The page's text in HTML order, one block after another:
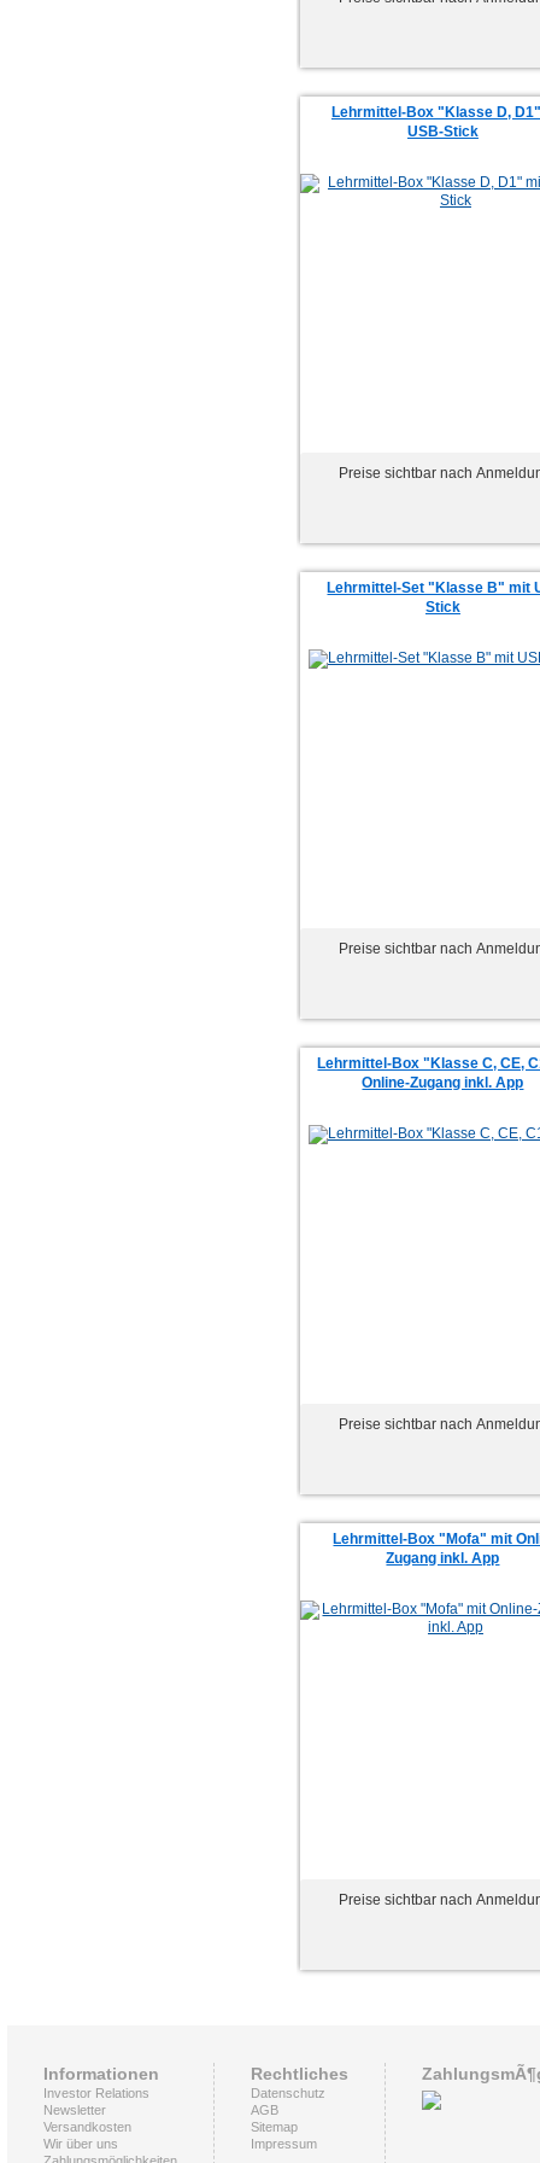
Lehrmittel-Box "Klasse D,
USB-Stick
Preise sichtbar nach
Lehrmittel-Set "Klasse B" mit
Stick
Preise sichtbar nach
Lehrmittel-Box "Klasse C, CE,
Online-Zugang inkl. App
Preise sichtbar nach
Lehrmittel-Box "Mofa" mit
Zugang inkl. App
Preise sichtbar nach
Informationen
Investor Relations
Newsletter
Versandkosten
Wir über uns
Rechtliches
Datenschutz
AGB
Sitemap
Impressum